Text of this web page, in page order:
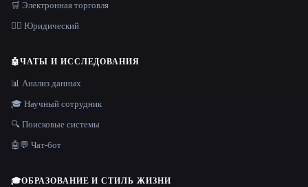
🛒 Электронная торговля
👩‍⚖️ Юридический
🤖ЧАТЫ И ИССЛЕДОВАНИЯ
📊 Анализ данных
🎓 Научный сотрудник
🔍 Поисковые системы
🤖💬 Чат-бот
🎓ОБРАЗОВАНИЕ И СТИЛЬ ЖИЗНИ